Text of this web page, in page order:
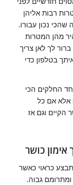
רבות אליהן
נכון עבורו.
מהן המטרות
לך לאן צריך
בטלפון כדי
החלקים הכי
אלא אם כל
הקיים וגם אז
אימון כושר
כראוי כאשר
ומתרומם גבוה.